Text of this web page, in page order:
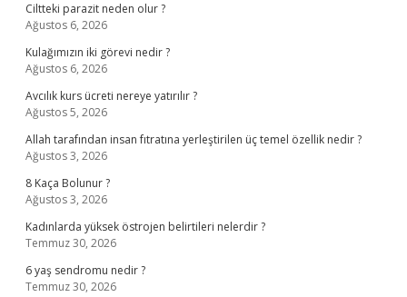
Ciltteki parazit neden olur ?
Ağustos 6, 2026
Kulağımızın iki görevi nedir ?
Ağustos 6, 2026
Avcılık kurs ücreti nereye yatırılır ?
Ağustos 5, 2026
Allah tarafından insan fıtratına yerleştirilen üç temel özellik nedir ?
Ağustos 3, 2026
8 Kaça Bolunur ?
Ağustos 3, 2026
Kadınlarda yüksek östrojen belirtileri nelerdir ?
Temmuz 30, 2026
6 yaş sendromu nedir ?
Temmuz 30, 2026